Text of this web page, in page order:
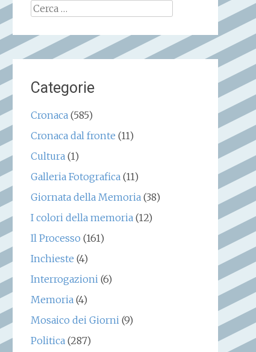
Ricerca
Categorie
Cronaca(585)
Cronaca dal fronte (11)
Cultura(1)
Galleria Fotografica(11)
Giornata della Memoria(38)
I colori della memoria(12)
Il Processo (161)
Inchieste (4)
Interrogazioni(6)
Memoria(4)
Mosaico dei Giorni(9)
Politica(287)